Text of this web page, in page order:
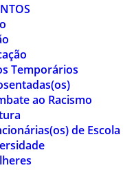
Temporários
ao Racismo
de Escola